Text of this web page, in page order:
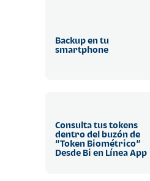
Backup en tu
smartphone
Consulta tus tokens
dentro del buzón de
“Token Biométrico”
Desde Bi en Línea App